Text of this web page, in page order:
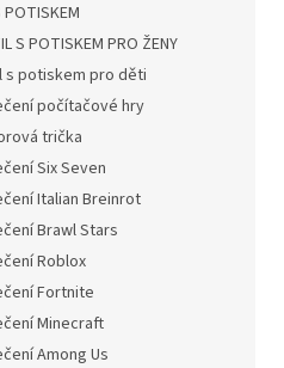
POTISKEM
S POTISKEM PRO ŽENY
s potiskem pro děti
počítačové hry
trička
Six Seven
Italian Breinrot
Brawl Stars
Roblox
Fortnite
Minecraft
Among Us